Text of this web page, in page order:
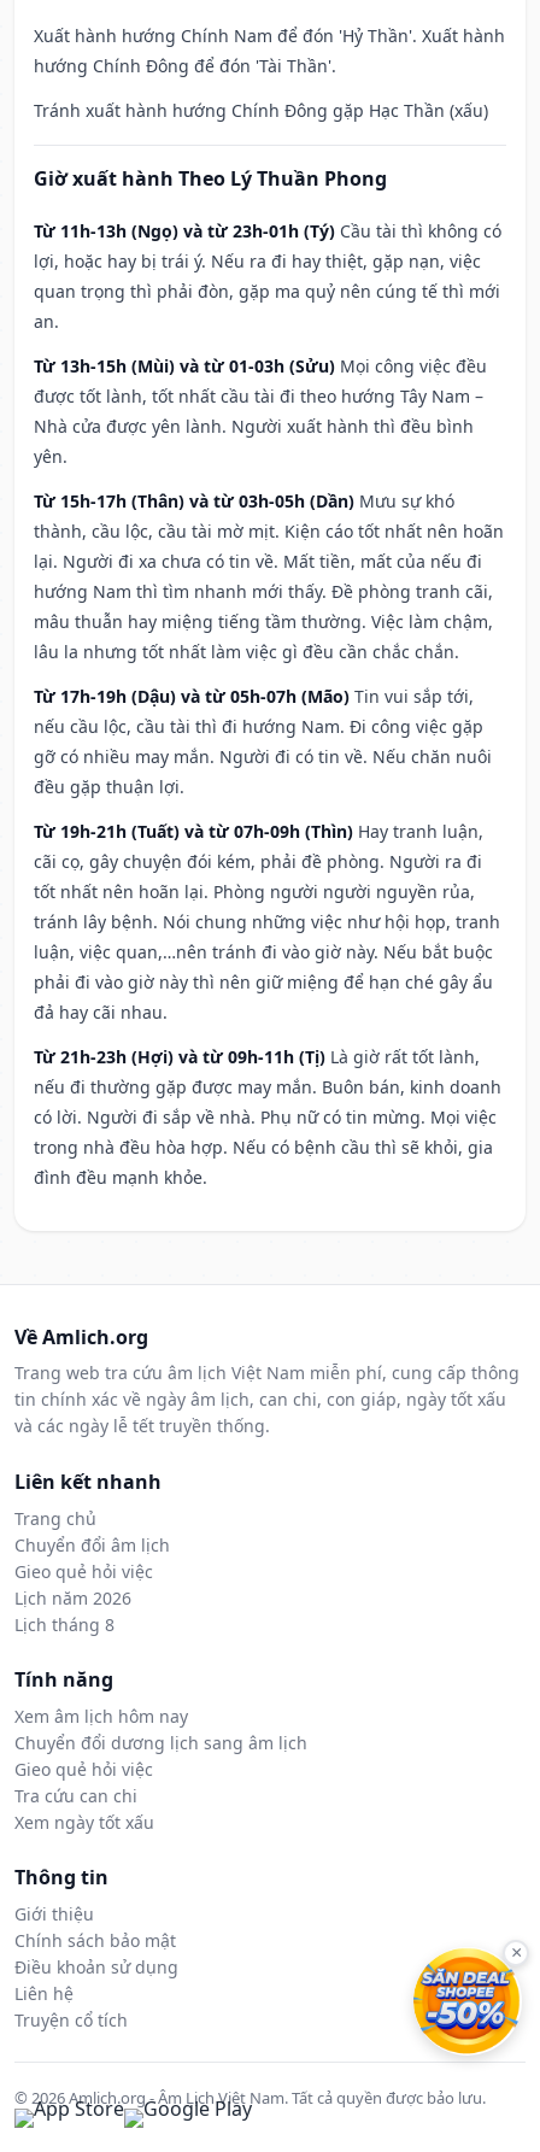
Xuất hành hướng Chính Nam để đón 'Hỷ Thần'. Xuất hành
hướng Chính Đông để đón 'Tài Thần'.
Tránh xuất hành hướng Chính Đông gặp Hạc Thần (xấu)
Giờ xuất hành Theo Lý Thuần Phong
Từ 11h-13h (Ngọ) và từ 23h-01h (Tý) Cầu tài thì không có
lợi, hoặc hay bị trái ý. Nếu ra đi hay thiệt, gặp nạn, việc
quan trọng thì phải đòn, gặp ma quỷ nên cúng tế thì mới
an.
Từ 13h-15h (Mùi) và từ 01-03h (Sửu) Mọi công việc đều
được tốt lành, tốt nhất cầu tài đi theo hướng Tây Nam –
Nhà cửa được yên lành. Người xuất hành thì đều bình
yên.
Từ 15h-17h (Thân) và từ 03h-05h (Dần) Mưu sự khó
thành, cầu lộc, cầu tài mờ mịt. Kiện cáo tốt nhất nên hoãn
lại. Người đi xa chưa có tin về. Mất tiền, mất của nếu đi
hướng Nam thì tìm nhanh mới thấy. Đề phòng tranh cãi,
mâu thuẫn hay miệng tiếng tầm thường. Việc làm chậm,
lâu la nhưng tốt nhất làm việc gì đều cần chắc chắn.
Từ 17h-19h (Dậu) và từ 05h-07h (Mão) Tin vui sắp tới,
nếu cầu lộc, cầu tài thì đi hướng Nam. Đi công việc gặp
gỡ có nhiều may mắn. Người đi có tin về. Nếu chăn nuôi
đều gặp thuận lợi.
Từ 19h-21h (Tuất) và từ 07h-09h (Thìn) Hay tranh luận,
cãi cọ, gây chuyện đói kém, phải đề phòng. Người ra đi
tốt nhất nên hoãn lại. Phòng người người nguyền rủa,
tránh lây bệnh. Nói chung những việc như hội họp, tranh
luận, việc quan,…nên tránh đi vào giờ này. Nếu bắt buộc
phải đi vào giờ này thì nên giữ miệng để hạn ché gây ẩu
đả hay cãi nhau.
Từ 21h-23h (Hợi) và từ 09h-11h (Tị) Là giờ rất tốt lành,
nếu đi thường gặp được may mắn. Buôn bán, kinh doanh
có lời. Người đi sắp về nhà. Phụ nữ có tin mừng. Mọi việc
trong nhà đều hòa hợp. Nếu có bệnh cầu thì sẽ khỏi, gia
đình đều mạnh khỏe.
Về Amlich.org
Trang web tra cứu âm lịch Việt Nam miễn phí, cung cấp thông
tin chính xác về ngày âm lịch, can chi, con giáp, ngày tốt xấu
và các ngày lễ tết truyền thống.
Liên kết nhanh
Trang chủ
Chuyển đổi âm lịch
Gieo quẻ hỏi việc
Lịch năm 2026
Lịch tháng 8
Tính năng
Xem âm lịch hôm nay
Chuyển đổi dương lịch sang âm lịch
Gieo quẻ hỏi việc
Tra cứu can chi
Xem ngày tốt xấu
Thông tin
Giới thiệu
Chính sách bảo mật
Điều khoản sử dụng
Liên hệ
Truyện cổ tích
© 2026 Amlich.org - Âm Lịch Việt Nam. Tất cả quyền được bảo lưu.
×